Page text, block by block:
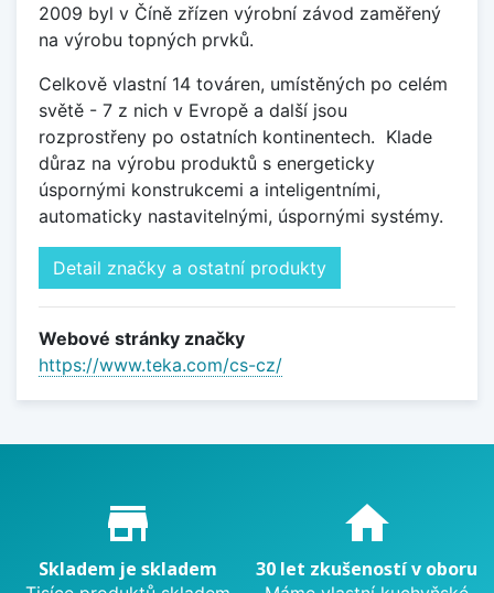
2009 byl v Číně zřízen výrobní závod zaměřený
na výrobu topných prvků.
Celkově vlastní 14 továren, umístěných po celém
světě - 7 z nich v Evropě a další jsou
rozprostřeny po ostatních kontinentech. Klade
důraz na výrobu produktů s energeticky
úspornými konstrukcemi a inteligentními,
automaticky nastavitelnými, úspornými systémy.
Detail značky a ostatní produkty
Webové stránky značky
https://www.teka.com/cs-cz/
Proč nakupovat u nás?
store_mall_directory
Skladem je skladem
home
30 let zkušeností v oboru